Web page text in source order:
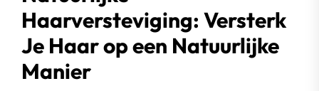
Haarversteviging: Versterk
Je Haar op een Natuurlijke
Manier